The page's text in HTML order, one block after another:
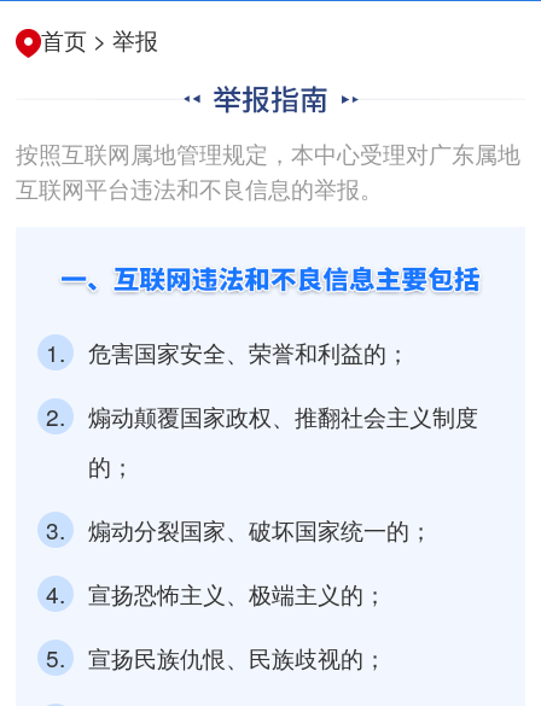
首页 >举报
按照互联网属地管理规定，本中心受理对广东属地
互联网平台违法和不良信息的举报。
1.
危害国家安全、荣誉和利益的；
2.
煽动颠覆国家政权、推翻社会主义制度
的；
3.
煽动分裂国家、破坏国家统一的；
4.
宣扬恐怖主义、极端主义的；
5.
宣扬民族仇恨、民族歧视的；